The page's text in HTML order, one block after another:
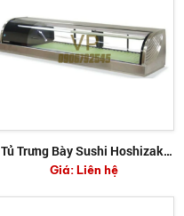
Tủ Trưng Bày Sushi Hoshizaki
HNC-150BE-L-S
Giá:Liên hệ